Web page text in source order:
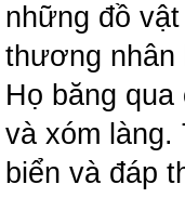
những đồ
thương nhân
Họ băng
và xóm làng.
biển và đáp